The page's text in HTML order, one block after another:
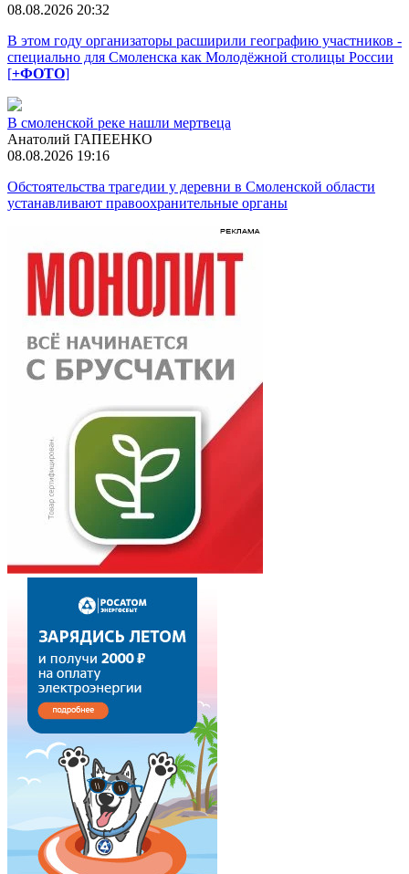
08.08.2026 20:32
В этом году организаторы расширили географию участников -
специально для Смоленска как Молодёжной столицы России
[+ФОТО]
В смоленской реке нашли мертвеца
Анатолий ГАПЕЕНКО
08.08.2026 19:16
Обстоятельства трагедии у деревни в Смоленской области
устанавливают правоохранительные органы